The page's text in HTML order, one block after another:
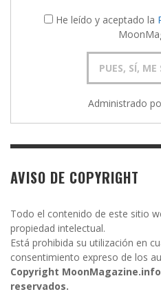
He leído y aceptado la
Administrado
AVISO DE COPYRIGHT
Todo el contenido de este sitio
propiedad intelectual.
Está prohibida su utilización en
consentimiento expreso de los
Copyright
reservados.